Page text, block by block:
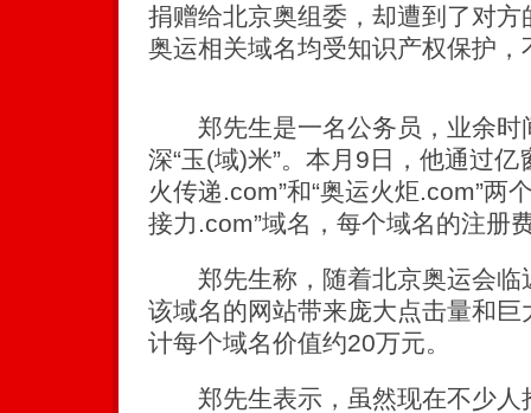
捐赠给北京奥组委，却遭到了对
奥运相关域名均受知识产权保护
郑先生是一名公务员，业余时
深“玉(域)米”。本月9日，他通过
火传递.com”和“奥运火炬.com”两
接力.com”域名，每个域名的注册
郑先生称，随着北京奥运会临
该域名的网站带来庞大点击量和
计每个域名价值约20万元。
郑先生表示，虽然现在不少人